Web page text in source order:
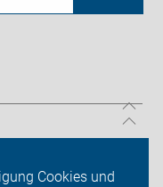
Cookies und